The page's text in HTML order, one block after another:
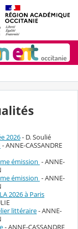
2026- D. Soulié
- ANNE-CASSANDRE
émission - ANNE-
émission - ANNE-
2026 à Paris
littéraire- ANNE-
- ANNE-CASSANDRE